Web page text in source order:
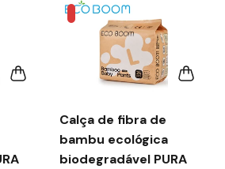
Calça de fibra de
bambu ecológica
biodegradável PURA